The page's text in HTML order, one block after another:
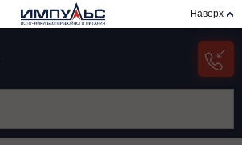
Наверх